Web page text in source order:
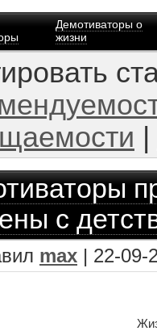
Демотиваторы о
жизни
с
max | 22-09-